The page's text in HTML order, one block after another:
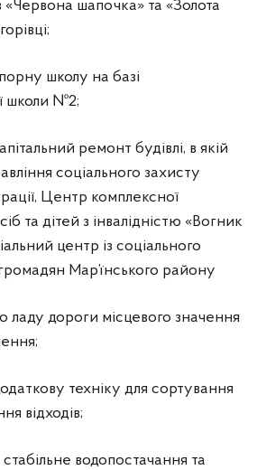
«Червона шапочка» та «Золота
школу на базі
школи №2;
ремонт будівлі, в якій
соціального захисту
Центр комплексної
та дітей з інвалідністю «Вогник
центр із соціального
Мар’їнського району
дороги місцевого значення
техніку для сортування
відходів;
водопостачання та